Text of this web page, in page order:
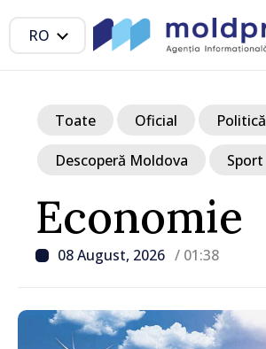
RO
Economie
08 August, 2026 / 01:38
Toate Oficial Politică
Descoperă Moldova Sport